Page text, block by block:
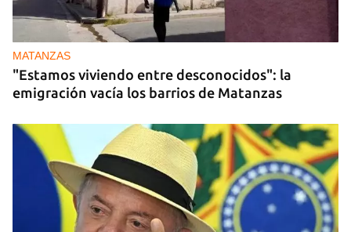
MATANZAS
"Estamos viviendo entre desconocidos": la
emigración vacía los barrios de Matanzas